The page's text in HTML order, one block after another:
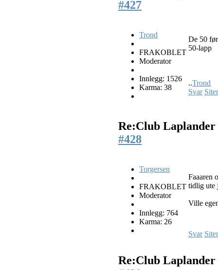
#427
Trond
FRAKOBLET
Moderator
Innlegg: 1526
Karma: 38
De 50
50-lapp
..Trond
Svar Siter
Re:Club Laplander
#428
Torgersen
FRAKOBLET
Moderator
Innlegg: 764
Karma: 26
Faaaren
tidlig ute
Ville
Svar Siter
Re:Club Laplander